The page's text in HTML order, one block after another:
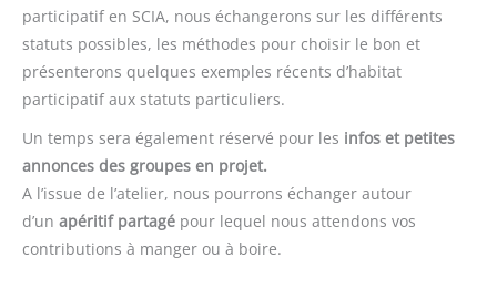
participatif en SCIA, nous échangerons sur les différents
statuts possibles, les méthodes pour choisir le bon et
présenterons quelques exemples récents d’habitat
participatif aux statuts particuliers.
Un temps sera également réservé pour les infos et petites
annonces des groupes en projet.
A l’issue de l’atelier, nous pourrons échanger autour
d’un apéritif partagé pour lequel nous attendons vos
contributions à manger ou à boire.